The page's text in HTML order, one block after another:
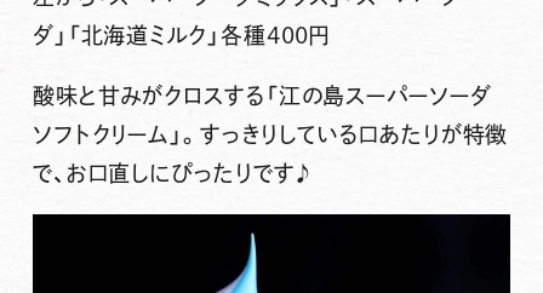
ダ」「北海道ミルク」各種400円
酸味と甘みがクロスする「江の島スーパーソーダ
ソフトクリーム」。すっきりしている口あたりが特徴
で、お口直しにぴったりです♪